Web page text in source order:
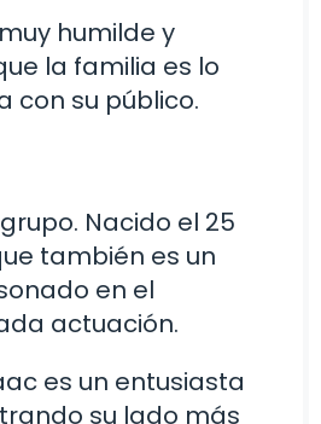
humilde y
la familia es lo
con su público.
Nacido el 25
también es un
en el
actuación.
es un entusiasta
su lado más